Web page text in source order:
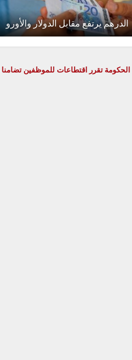
الدرهم يرتفع مقابل الدولار والأورو
الحكومة تقرر اقتطاعات للموظفين